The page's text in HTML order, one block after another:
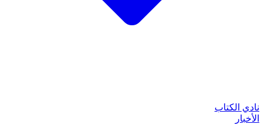
نادي الكتاب
الأخبار